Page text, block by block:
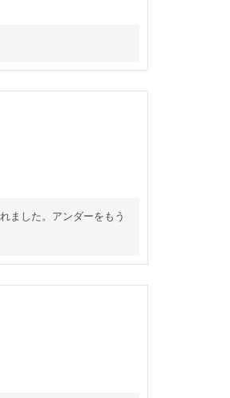
ました。アンダーをもう